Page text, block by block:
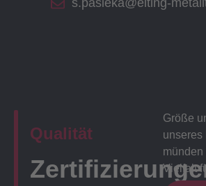
s.pasieka@elting-
Qualität
Größe
unseres
Vielfalt